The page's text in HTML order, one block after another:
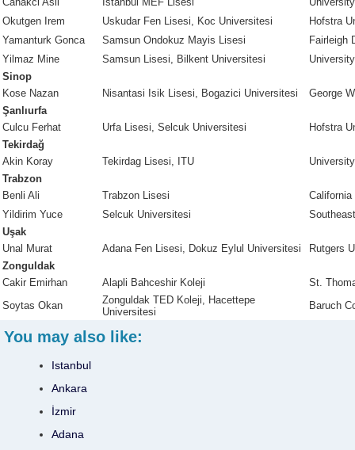
Okutgen Irem
Uskudar Fen Lisesi, Koc Universitesi
Hofstra
Yamanturk Gonca
Samsun Ondokuz Mayis Lisesi
Fairleigh
Yilmaz Mine
Samsun Lisesi, Bilkent Universitesi
Sinop
Kose Nazan
Nisantasi Isik Lisesi, Bogazici Universitesi
George
Şanlıurfa
Culcu Ferhat
Urfa Lisesi, Selcuk Universitesi
Hofstra
Tekirdağ
Akin Koray
Tekirdag Lisesi, ITU
Trabzon
Benli Ali
Trabzon Lisesi
Yildirim Yuce
Selcuk Universitesi
Uşak
Unal Murat
Adana Fen Lisesi, Dokuz Eylul Universitesi
Rutgers
Zonguldak
Cakir Emirhan
Alapli Bahceshir Koleji
St.
Soytas Okan
Zonguldak TED Koleji, Hacettepe
Universitesi
Baruch
You may also like:
Istanbul
Ankara
İzmir
Adana